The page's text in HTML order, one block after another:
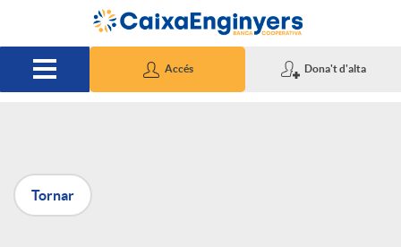
Salta al contingut principal
Accés Dona't d'alta
P
u
Tornar